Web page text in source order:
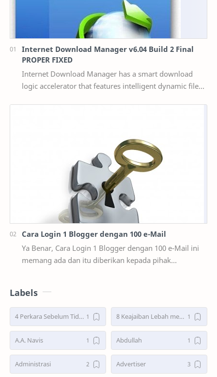
Internet Download Manager v6.04 Build 2 Final
PROPER FIXED
Internet Download Manager has a smart download
logic accelerator that features intelligent dynamic file
Cara Login 1 Blogger dengan 100 e-Mail
Ya Benar, Cara Login 1 Blogger dengan 100 e-Mail ini
memang ada dan itu diberikan kepada pihak
Labels
4 Perkara Sebelum Tidur 8 Keajaiban Lebah menurut Al-Qur’an part 2
A.A. Navis Abdullah
Administrasi Advertiser